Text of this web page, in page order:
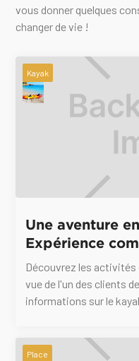
vous donner quelques
changer de vie !
Kayak
Une aventure
Expérience
Découvrez les activités
vue de l'un des clients
informations sur le
Place